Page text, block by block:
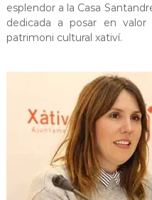
esplendor a la Casa
dedicada a posar en
patrimoni cultural xativí.